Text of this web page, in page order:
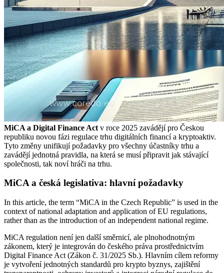
MiCA a Digital Finance Act v roce 2025 zavádějí pro Českou
republiku novou fázi regulace trhu digitálních financí a kryptoaktiv.
Tyto změny unifikují požadavky pro všechny účastníky trhu a
zavádějí jednotná pravidla, na která se musí připravit jak stávající
společnosti, tak noví hráči na trhu.
MiCA a česká legislativa: hlavní požadavky
In this article, the term “MiCA in the Czech Republic” is used in the
context of national adaptation and application of EU regulations,
rather than as the introduction of an independent national regime.
MiCA regulation není jen další směrnicí, ale plnohodnotným
zákonem, který je integrován do českého práva prostřednictvím
Digital Finance Act (Zákon č. 31/2025 Sb.). Hlavním cílem reformy
je vytvoření jednotných standardů pro krypto byznys, zajištění